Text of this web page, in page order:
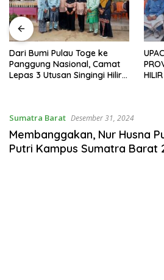
Dari Bumi Pulau Toge ke
Panggung Nasional, Camat
Lepas 3 Utusan Singingi Hilir
Sumatra Barat Desember 31, 2024
Membanggakan, Nur Husna
Putri Kampus Sumatra Barat